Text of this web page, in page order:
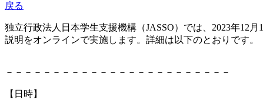
戻る
独立行政法人日本学生支援機構（JASSO）では、2023年12
説明をオンラインで実施します。詳細は以下のとおりです。
－－－－－－－－－－－－－－－－－－－－－－－－
【日時】